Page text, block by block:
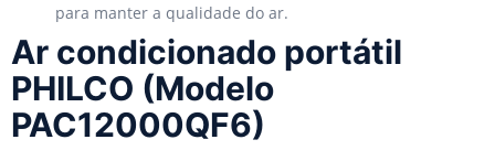
para manter a qualidade do ar.
Ar condicionado portátil
PHILCO (Modelo
PAC12000QF6)